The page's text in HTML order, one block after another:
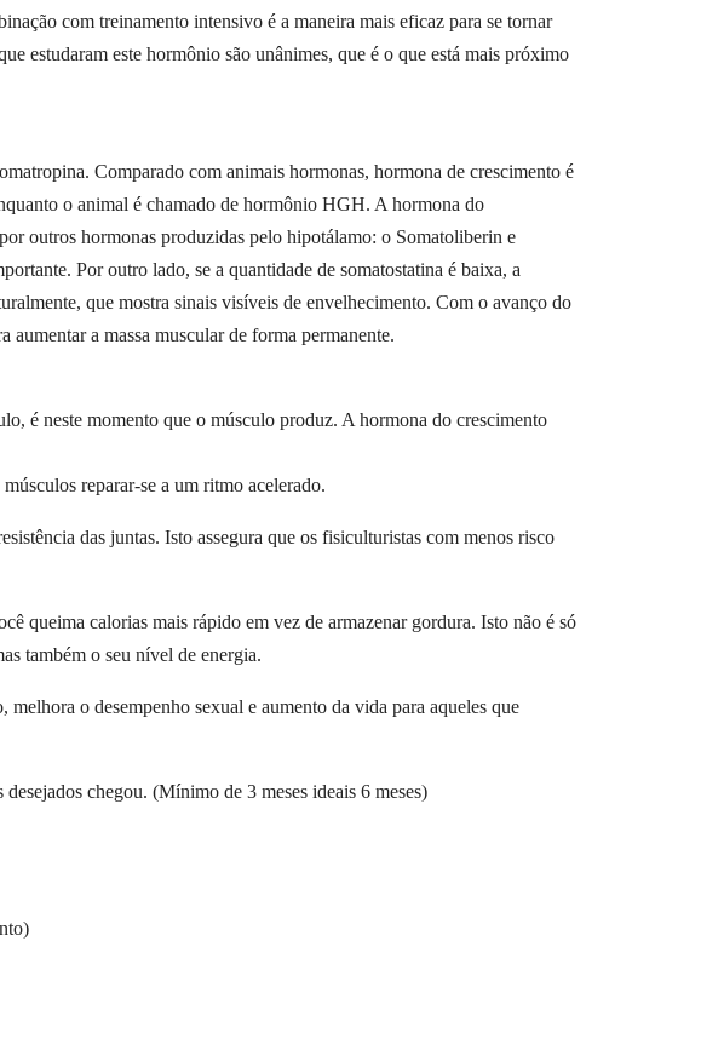
com treinamento intensivo é a maneira mais eficaz para se tornar
estudaram este hormônio são unânimes, que é o que está mais próximo
Comparado com animais hormonas, hormona de crescimento é
o animal é chamado de hormônio HGH. A hormona do
outros hormonas produzidas pelo hipotálamo: o Somatoliberin e
Por outro lado, se a quantidade de somatostatina é baixa, a
que mostra sinais visíveis de envelhecimento. Com o avanço do
a massa muscular de forma permanente.
é neste momento que o músculo produz. A hormona do crescimento
reparar-se a um ritmo acelerado.
das juntas. Isto assegura que os fisiculturistas com menos risco
queima calorias mais rápido em vez de armazenar gordura. Isto não é só
também o seu nível de energia.
o desempenho sexual e aumento da vida para aqueles que
chegou. (Mínimo de 3 meses ideais 6 meses)